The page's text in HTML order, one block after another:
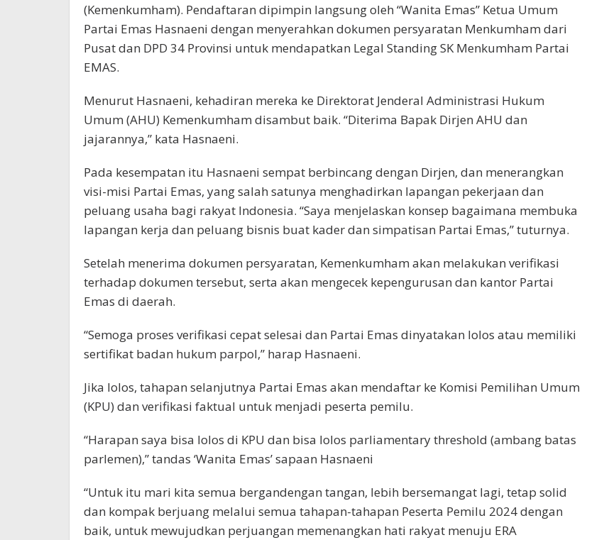
(Kemenkumham). Pendaftaran dipimpin langsung oleh “Wanita Emas” Ketua Umum
Partai Emas Hasnaeni dengan menyerahkan dokumen persyaratan Menkumham dari
Pusat dan DPD 34 Provinsi untuk mendapatkan Legal Standing SK Menkumham Partai
EMAS.
Menurut Hasnaeni, kehadiran mereka ke Direktorat Jenderal Administrasi Hukum
Umum (AHU) Kemenkumham disambut baik. “Diterima Bapak Dirjen AHU dan
jajarannya,” kata Hasnaeni.
Pada kesempatan itu Hasnaeni sempat berbincang dengan Dirjen, dan menerangkan
visi-misi Partai Emas, yang salah satunya menghadirkan lapangan pekerjaan dan
peluang usaha bagi rakyat Indonesia. “Saya menjelaskan konsep bagaimana membuka
lapangan kerja dan peluang bisnis buat kader dan simpatisan Partai Emas,” tuturnya.
Setelah menerima dokumen persyaratan, Kemenkumham akan melakukan verifikasi
terhadap dokumen tersebut, serta akan mengecek kepengurusan dan kantor Partai
Emas di daerah.
“Semoga proses verifikasi cepat selesai dan Partai Emas dinyatakan lolos atau memiliki
sertifikat badan hukum parpol,” harap Hasnaeni.
Jika lolos, tahapan selanjutnya Partai Emas akan mendaftar ke Komisi Pemilihan Umum
(KPU) dan verifikasi faktual untuk menjadi peserta pemilu.
“Harapan saya bisa lolos di KPU dan bisa lolos parliamentary threshold (ambang batas
parlemen),” tandas ‘Wanita Emas’ sapaan Hasnaeni
“Untuk itu mari kita semua bergandengan tangan, lebih bersemangat lagi, tetap solid
dan kompak berjuang melalui semua tahapan-tahapan Peserta Pemilu 2024 dengan
baik, untuk mewujudkan perjuangan memenangkan hati rakyat menuju ERA